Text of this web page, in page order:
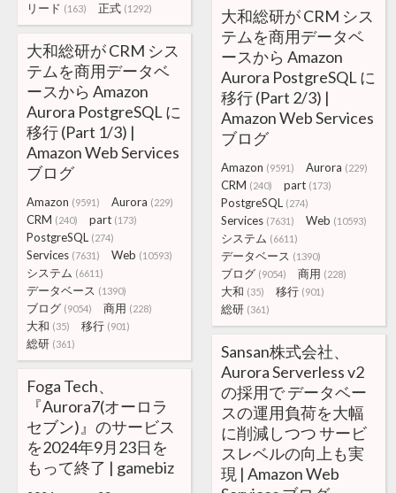
リード (163) 正式 (1292)
大和総研が CRM シス
テムを商用データベ
ースから Amazon
Aurora PostgreSQL に
移行 (Part 2/3) |
Amazon Web Services
ブログ
Amazon (9591) Aurora (229)
CRM (240) part (173)
PostgreSQL (274)
Services (7631) Web (10593)
システム (6611)
データベース (1390)
ブログ (9054) 商用 (228)
大和 (35) 移行 (901)
総研 (361)
大和総研が CRM シス
テムを商用データベ
ースから Amazon
Aurora PostgreSQL に
移行 (Part 1/3) |
Amazon Web Services
ブログ
Amazon (9591) Aurora (229)
CRM (240) part (173)
PostgreSQL (274)
Services (7631) Web (10593)
システム (6611)
データベース (1390)
ブログ (9054) 商用 (228)
大和 (35) 移行 (901)
総研 (361)
Sansan株式会社、
Aurora Serverless v2
の採用で データベー
スの運用負荷を大幅
に削減しつつ サービ
スレベルの向上も実
現 | Amazon Web
Foga Tech、
『Aurora7(オーロラ
セブン)』のサービス
を2024年9月23日を
もって終了 | gamebiz